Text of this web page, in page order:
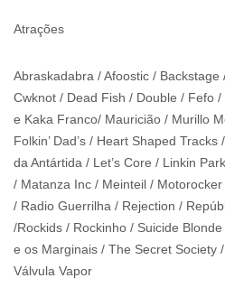
Atrações
Abraskadabra / Afoostic /
Cwknot / Dead Fish / Double / Fefo
e Kaka Franco/ Mauricião / Murillo
Folkin’ Dad’s / Heart Shaped
da Antártida / Let’s Core / Linkin
/ Matanza Inc / Meinteil /
/ Radio Guerrilha / Rejection /
/Rockids / Rockinho / Suicide
e os Marginais / The Secret Society
Válvula Vapor